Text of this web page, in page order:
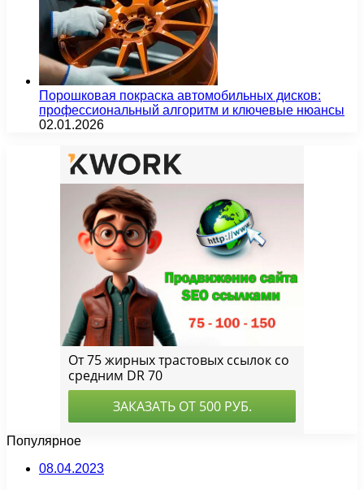
Порошковая покраска автомобильных дисков:
профессиональный алгоритм и ключевые нюансы
02.01.2026
Популярное
08.04.2023